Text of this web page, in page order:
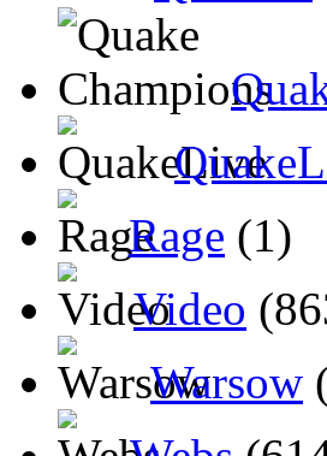
Rage (1)
Video
Warsow